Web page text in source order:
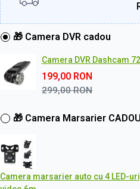
🎁 Camera DVR cadou
Camera DVR Dashcam
199,00 RON
299,00RON
🎁 Camera Marsarier
Camera marsarier auto cu 4 LED-